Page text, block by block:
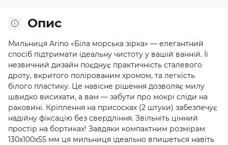
Опис
Мильниця Arino «Біла морська зірка» — елегантний
спосіб підтримати ідеальну чистоту у вашій ванній. Її
незвичний дизайн поєднує практичність сталевого
дроту, вкритого полірованим хромом, та легкість
білого пластику. Це навісне рішення дозволяє милу
швидко висихати, а вам — забути про мокрі сліди на
раковині. Кріплення на присосках (2 штуки) забезпечує
надійну фіксацію без свердління. Звільніть цінний
простір на бортиках! Завдяки компактним розмірам
130х100х55 мм ця мильниця ідеально впишеться навіть